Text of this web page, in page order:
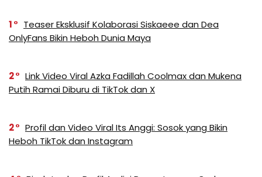
1
Teaser Eksklusif Kolaborasi Siskaeee dan Dea
OnlyFans Bikin Heboh Dunia Maya
2
Link Video Viral Azka Fadillah Coolmax dan Mukena
Putih Ramai Diburu di TikTok dan X
2
Profil dan Video Viral Its Anggi: Sosok yang Bikin
Heboh TikTok dan Instagram